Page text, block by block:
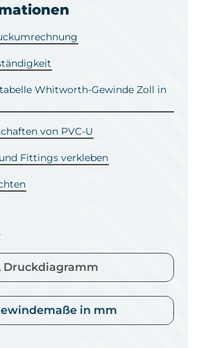
Whitworth-Gewinde Zoll in
von PVC-U
Fittings verkleben
Druckdiagramm
in mm